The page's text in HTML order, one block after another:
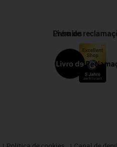
Prémios
Livro de